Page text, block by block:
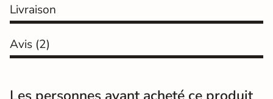
Parquet Coloris
Livraison
Avis (2)